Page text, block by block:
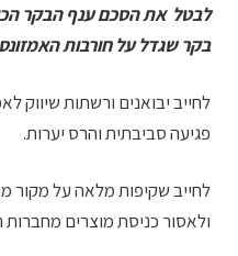
לבטל את הסכם ענף הבקר
בקר שגדל על חורבות
לחייב יבואנים ורשתות שיווק
פגיעה סביבתית והרס יערות.
לחייב שקיפות מלאה על מקור
ולאסור כניסת מוצרים